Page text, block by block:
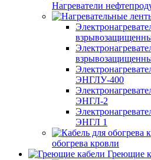
Нагреватели
ЭНГЛУ-400
ЭНГЛ-2
ЭНГЛ 1
обогрева кровли
Греющие